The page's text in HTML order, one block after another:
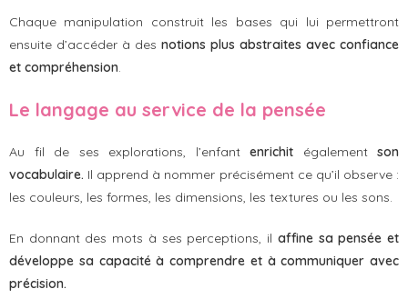
Chaque manipulation construit les bases qui lui permettront
ensuite d’accéder à des notions plus abstraites avec confiance
et compréhension.
Le langage au service de la pensée
Au fil de ses explorations, l’enfant enrichit également son
vocabulaire. Il apprend à nommer précisément ce qu’il observe :
les couleurs, les formes, les dimensions, les textures ou les sons.
En donnant des mots à ses perceptions, il affine sa pensée et
développe sa capacité à comprendre et à communiquer avec
précision.